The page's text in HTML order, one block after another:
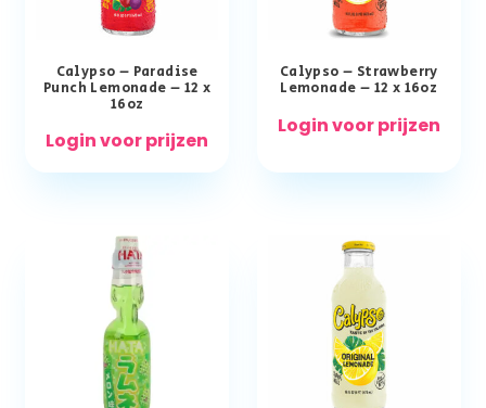
Calypso – Paradise
Punch Lemonade – 12 x
16oz
Login voor prijzen
Calypso – Strawberry
Lemonade – 12 x 16oz
Login voor prijzen